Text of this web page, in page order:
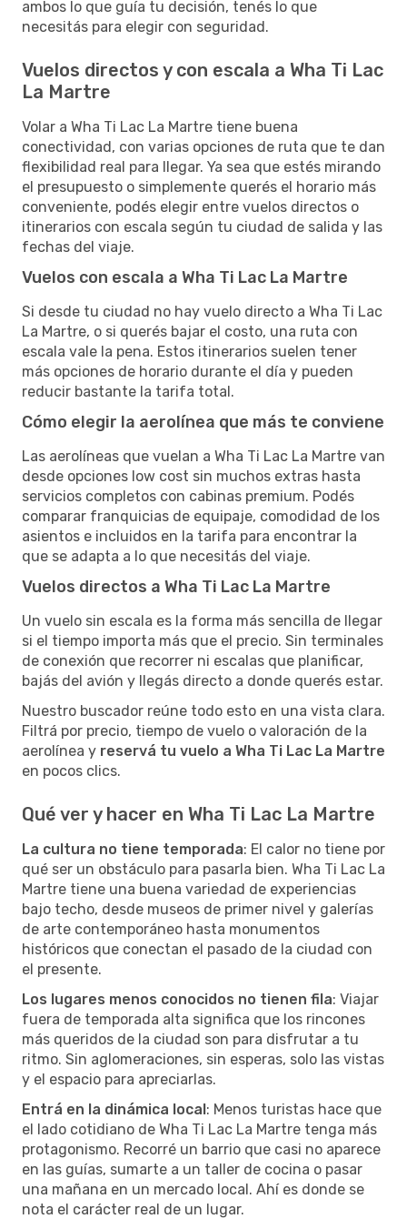
ambos lo que guía tu decisión, tenés lo que
necesitás para elegir con seguridad.
Vuelos directos y con escala a Wha Ti Lac
La Martre
Volar a Wha Ti Lac La Martre tiene buena
conectividad, con varias opciones de ruta que te dan
flexibilidad real para llegar. Ya sea que estés mirando
el presupuesto o simplemente querés el horario más
conveniente, podés elegir entre vuelos directos o
itinerarios con escala según tu ciudad de salida y las
fechas del viaje.
Vuelos con escala a Wha Ti Lac La Martre
Si desde tu ciudad no hay vuelo directo a Wha Ti Lac
La Martre, o si querés bajar el costo, una ruta con
escala vale la pena. Estos itinerarios suelen tener
más opciones de horario durante el día y pueden
reducir bastante la tarifa total.
Cómo elegir la aerolínea que más te conviene
Las aerolíneas que vuelan a Wha Ti Lac La Martre van
desde opciones low cost sin muchos extras hasta
servicios completos con cabinas premium. Podés
comparar franquicias de equipaje, comodidad de los
asientos e incluidos en la tarifa para encontrar la
que se adapta a lo que necesitás del viaje.
Vuelos directos a Wha Ti Lac La Martre
Un vuelo sin escala es la forma más sencilla de llegar
si el tiempo importa más que el precio. Sin terminales
de conexión que recorrer ni escalas que planificar,
bajás del avión y llegás directo a donde querés estar.
Nuestro buscador reúne todo esto en una vista clara.
Filtrá por precio, tiempo de vuelo o valoración de la
aerolínea y reservá tu vuelo a Wha Ti Lac La Martre
en pocos clics.
Qué ver y hacer en Wha Ti Lac La Martre
La cultura no tiene temporada: El calor no tiene por
qué ser un obstáculo para pasarla bien. Wha Ti Lac La
Martre tiene una buena variedad de experiencias
bajo techo, desde museos de primer nivel y galerías
de arte contemporáneo hasta monumentos
históricos que conectan el pasado de la ciudad con
el presente.
Los lugares menos conocidos no tienen fila: Viajar
fuera de temporada alta significa que los rincones
más queridos de la ciudad son para disfrutar a tu
ritmo. Sin aglomeraciones, sin esperas, solo las vistas
y el espacio para apreciarlas.
Entrá en la dinámica local: Menos turistas hace que
el lado cotidiano de Wha Ti Lac La Martre tenga más
protagonismo. Recorré un barrio que casi no aparece
en las guías, sumarte a un taller de cocina o pasar
una mañana en un mercado local. Ahí es donde se
nota el carácter real de un lugar.